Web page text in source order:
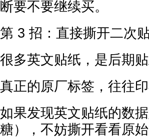
断要不要继续买。
第 3 招：直接撕开二次
很多英文贴纸，是后期贴
真正的原厂标签，往往
如果发现英文贴纸的数
糖），不妨撕开看看原